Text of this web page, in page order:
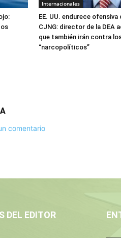
Internacionales
EE. UU. endurece ofensiva
CJNG: director de la DEA
que también irán contra
“narcopolíticos”
comentario
DEL EDITOR